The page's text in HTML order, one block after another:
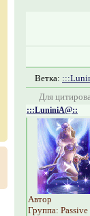
Ветка:
Для
:::LuniniA@::
Автор
Группа: Passive